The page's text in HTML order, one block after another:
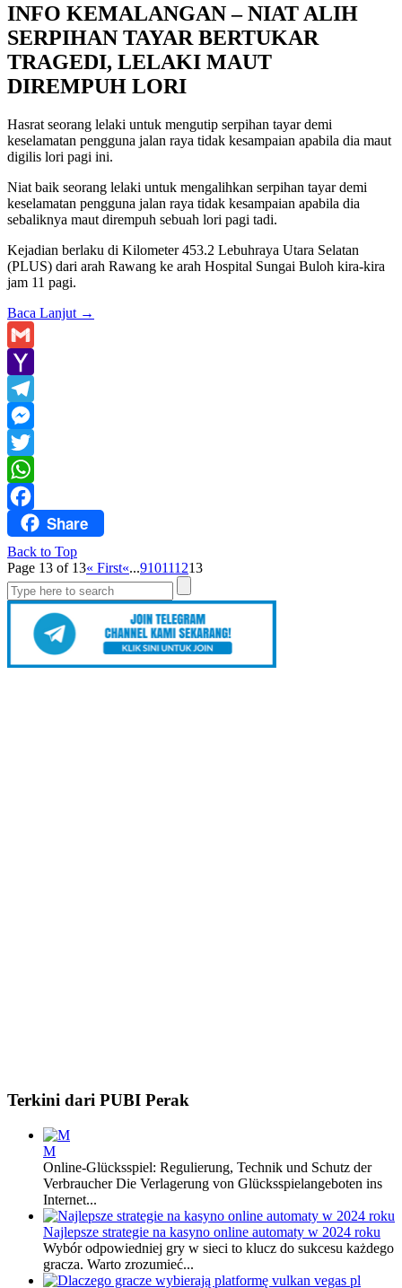
INFO KEMALANGAN – NIAT ALIH
SERPIHAN TAYAR BERTUKAR
TRAGEDI, LELAKI MAUT
DIREMPUH LORI
Hasrat seorang lelaki untuk mengutip serpihan tayar demi
keselamatan pengguna jalan raya tidak kesampaian apabila dia maut
digilis lori pagi ini.
Niat baik seorang lelaki untuk mengalihkan serpihan tayar demi
keselamatan pengguna jalan raya tidak kesampaian apabila dia
sebaliknya maut dirempuh sebuah lori pagi tadi.
Kejadian berlaku di Kilometer 453.2 Lebuhraya Utara Selatan
(PLUS) dari arah Rawang ke arah Hospital Sungai Buloh kira-kira
jam 11 pagi.
Baca Lanjut →
Gmail
Yahoo
Mail
Telegram
Messenger
Twitter
WhatsApp
FacebookShare
Back to Top
Page 13 of 13« First«...910111213
Search
for:
Terkini dari PUBI Perak
M
Online-Glücksspiel: Regulierung, Technik und Schutz der
Verbraucher Die Verlagerung von Glücksspielangeboten ins
Internet...
Najlepsze strategie na kasyno online automaty w 2024 roku
Wybór odpowiedniej gry w sieci to klucz do sukcesu każdego
gracza. Warto zrozumieć...